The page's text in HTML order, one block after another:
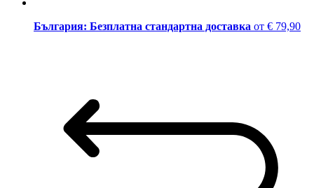
България: Безплатна стандартна доставка от € 79,90